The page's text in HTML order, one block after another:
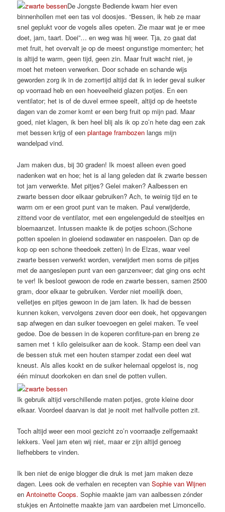
De Jongste Bediende kwam hier even
binnenhollen met een tas vol doosjes. “Bessen, ik heb ze maar
snel geplukt voor de vogels alles opeten. Zie maar wat je er mee
doet, jam, taart. Doei”… en weg was hij weer. Tja, zo gaat dat
met fruit, het overvalt je op de meest ongunstige momenten; het
is altijd te warm, geen tijd, geen zin. Maar fruit wacht niet, je
moet het meteen verwerken. Door schade en schande wijs
geworden zorg ik in de zomertijd altijd dat ik in ieder geval suiker
op voorraad heb en een hoeveelheid glazen potjes. En een
ventilator; het is of de duvel ermee speelt, altijd op de heetste
dagen van de zomer komt er een berg fruit op mijn pad. Maar
goed, niet klagen, ik ben heel blij als ik op zo’n hete dag een zak
met bessen krijg of eenplantage frambozen langs mijn
wandelpad vind.
Jam maken dus, bij 30 graden! Ik moest alleen even goed
nadenken wat en hoe; het is al lang geleden dat ik zwarte bessen
tot jam verwerkte. Met pitjes? Gelei maken? Aalbessen en
zwarte bessen door elkaar gebruiken? Ach, te weinig tijd en te
warm om er een groot punt van te maken. Paul verwijderde,
zittend voor de ventilator, met een engelengeduld de steeltjes en
bloemaanzet. Intussen maakte ik de potjes schoon.(Schone
potten spoelen in gloeiend sodawater en naspoelen. Dan op de
kop op een schone theedoek zetten) In de Elzas, waar veel
zwarte bessen verwerkt worden, verwijdert men soms de pitjes
met de aangeslepen punt van een ganzenveer; dat ging ons echt
te ver! Ik besloot gewoon de rode en zwarte bessen, samen 2500
gram, door elkaar te gebruiken. Verder niet moeilijk doen,
velletjes en pitjes gewoon in de jam laten. Ik had de bessen
kunnen koken, vervolgens zeven door een doek, het opgevangen
sap afwegen en dan suiker toevoegen en gelei maken. Te veel
gedoe. Doe de bessen in de koperen confiture-pan en breng ze
samen met 1 kilo geleisuiker aan de kook. Stamp een deel van
de bessen stuk met een houten stamper zodat een deel wat
kneust. Als alles kookt en de suiker helemaal opgelost is, nog
één minuut doorkoken en dan snel de potten vullen.
Ik gebruik altijd verschillende maten potjes, grote kleine door
elkaar. Voordeel daarvan is dat je nooit met halfvolle potten zit.
Toch altijd weer een mooi gezicht zo’n voorraadje zelfgemaakt
lekkers. Veel jam eten wij niet, maar er zijn altijd genoeg
liefhebbers te vinden.
Ik ben niet de enige blogger die druk is met jam maken deze
dagen. Lees ook de verhalen en recepten vanSophie van Wijnen
enAntoinette Coops. Sophie maakte jam van aalbessen zónder
stukjes en Antoinette maakte jam van aardbeien met Limoncello.